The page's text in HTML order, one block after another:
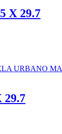
X 29.7
29.7